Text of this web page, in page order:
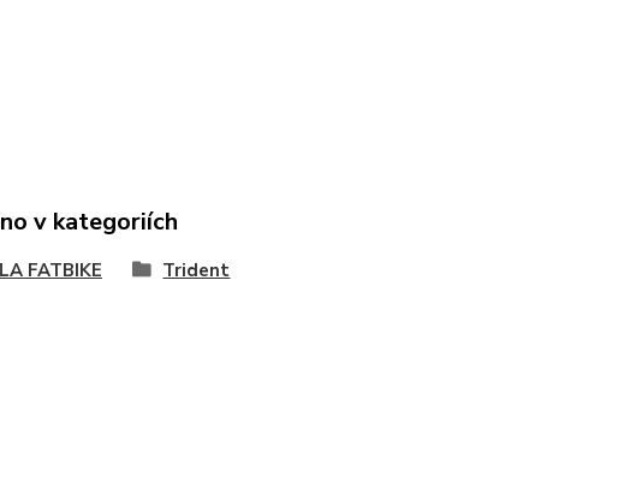
v kategoriích
FATBIKE
Trident